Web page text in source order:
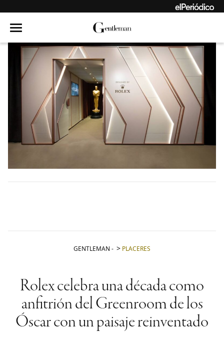
GENTLEMAN - PLACERES
Rolex celebra una década como
anfitrión del Greenroom de los
Óscar con un paisaje reinventado